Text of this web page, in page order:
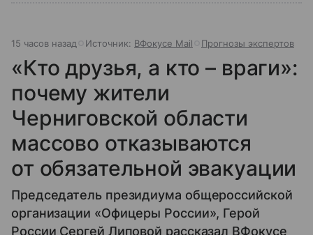
15 часов назад Источник: ВФокусе Mail Прогнозы экспертов
«Кто друзья, а кто – враги»:
почему жители
Черниговской области
массово отказываются
от обязательной эвакуации
Председатель президиума общероссийской
организации «Офицеры России», Герой
России Сергей Липовой рассказал ВФокусе